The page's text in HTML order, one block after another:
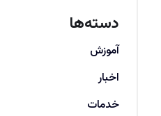
دسته‌ها
آموزش
اخبار
خدمات